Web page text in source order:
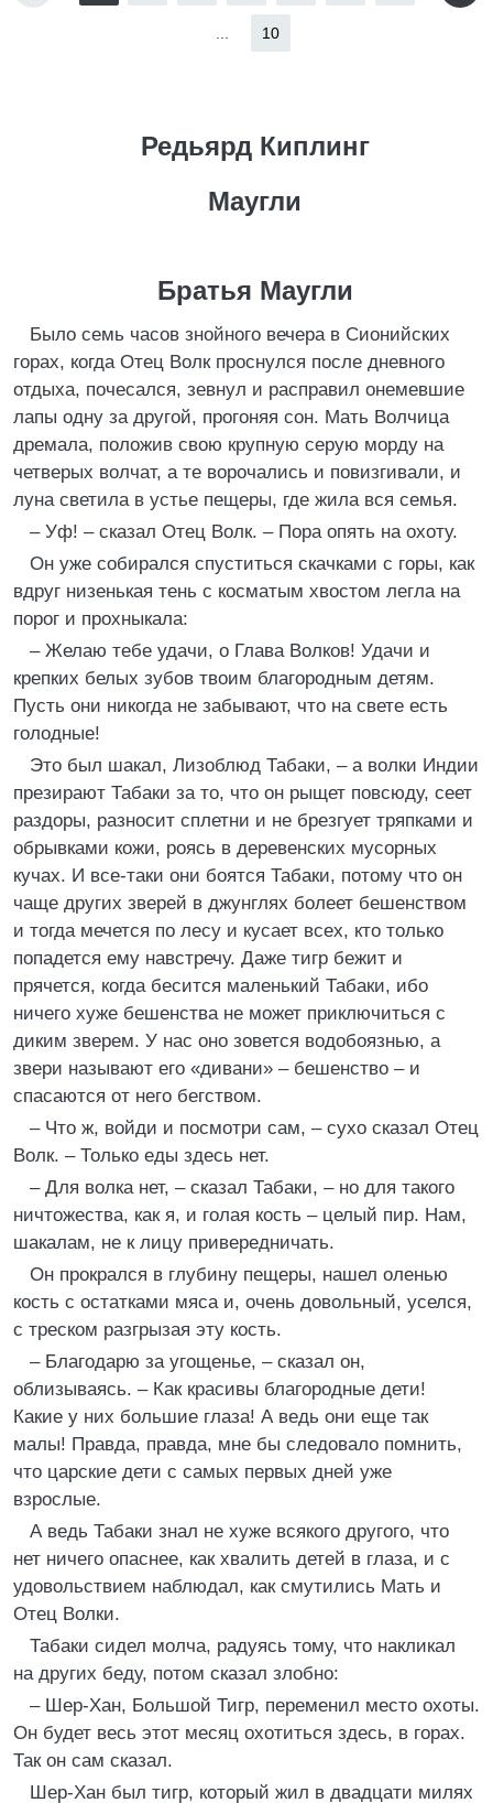
10
Редьярд Киплинг
Маугли
Братья Маугли
Было семь часов знойного вечера в Сионийских
горах, когда Отец Волк проснулся после дневного
отдыха, почесался, зевнул и расправил онемевшие
лапы одну за другой, прогоняя сон. Мать Волчица
дремала, положив свою крупную серую морду на
четверых волчат, а те ворочались и повизгивали, и
луна светила в устье пещеры, где жила вся семья.
– Уф! – сказал Отец Волк. – Пора опять на охоту.
Он уже собирался спуститься скачками с горы, как
вдруг низенькая тень с косматым хвостом легла на
порог и прохныкала:
– Желаю тебе удачи, о Глава Волков! Удачи и
крепких белых зубов твоим благородным детям.
Пусть они никогда не забывают, что на свете есть
голодные!
Это был шакал, Лизоблюд Табаки, – а волки Индии
презирают Табаки за то, что он рыщет повсюду, сеет
раздоры, разносит сплетни и не брезгует тряпками и
обрывками кожи, роясь в деревенских мусорных
кучах. И все-таки они боятся Табаки, потому что он
чаще других зверей в джунглях болеет бешенством
и тогда мечется по лесу и кусает всех, кто только
попадется ему навстречу. Даже тигр бежит и
прячется, когда бесится маленький Табаки, ибо
ничего хуже бешенства не может приключиться с
диким зверем. У нас оно зовется водобоязнью, а
звери называют его «дивани» – бешенство – и
спасаются от него бегством.
– Что ж, войди и посмотри сам, – сухо сказал Отец
Волк. – Только еды здесь нет.
– Для волка нет, – сказал Табаки, – но для такого
ничтожества, как я, и голая кость – целый пир. Нам,
шакалам, не к лицу привередничать.
Он прокрался в глубину пещеры, нашел оленью
кость с остатками мяса и, очень довольный, уселся,
с треском разгрызая эту кость.
– Благодарю за угощенье, – сказал он,
облизываясь. – Как красивы благородные дети!
Какие у них большие глаза! А ведь они еще так
малы! Правда, правда, мне бы следовало помнить,
что царские дети с самых первых дней уже
взрослые.
А ведь Табаки знал не хуже всякого другого, что
нет ничего опаснее, как хвалить детей в глаза, и с
удовольствием наблюдал, как смутились Мать и
Отец Волки.
Табаки сидел молча, радуясь тому, что накликал
на других беду, потом сказал злобно:
– Шер-Хан, Большой Тигр, переменил место охоты.
Он будет весь этот месяц охотиться здесь, в горах.
Так он сам сказал.
Шер-Хан был тигр, который жил в двадцати милях